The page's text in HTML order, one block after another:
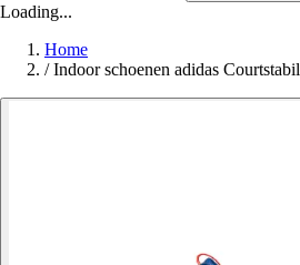
Loading...
Home
/ Indoor schoenen adidas Courtstabil